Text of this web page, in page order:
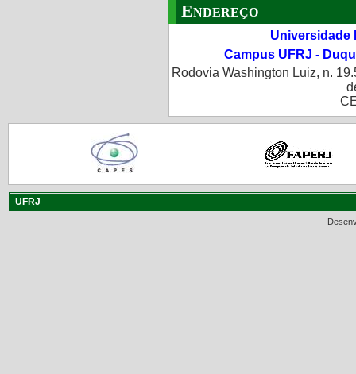
Endereço
Universidade
Campus UFRJ -
Rodovia Washington Luiz, n.
UFRJ